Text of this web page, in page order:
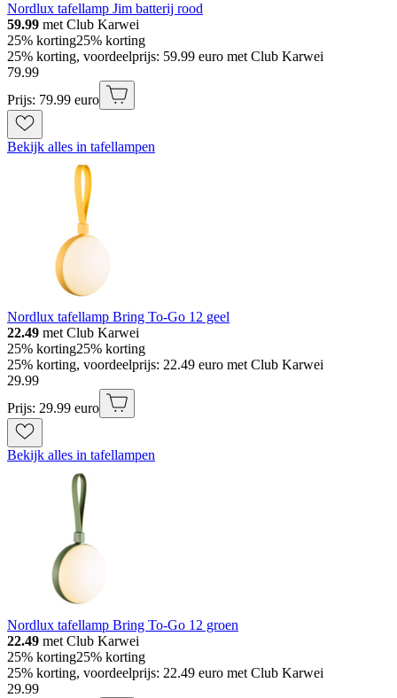
Nordlux tafellamp Jim batterij rood
59.99 met Club Karwei
25% korting25% korting
25% korting, voordeelprijs: 59.99 euro met Club Karwei
79.99
Prijs: 79.99 euro
Bekijk alles in tafellampen
Nordlux tafellamp Bring To-Go 12 geel
22.49 met Club Karwei
25% korting25% korting
25% korting, voordeelprijs: 22.49 euro met Club Karwei
29.99
Prijs: 29.99 euro
Bekijk alles in tafellampen
Nordlux tafellamp Bring To-Go 12 groen
22.49 met Club Karwei
25% korting25% korting
25% korting, voordeelprijs: 22.49 euro met Club Karwei
29.99